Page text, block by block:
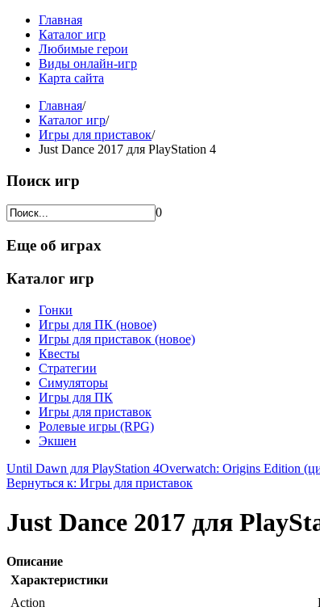
Главная
Каталог игр
Любимые герои
Виды онлайн-игр
Карта сайта
Главная/
Каталог игр/
Игры для приставок/
Just Dance 2017 для PlayStation 4
Поиск игр
0
Еще об играх
Каталог игр
Гонки
Игры для ПК (новое)
Игры для приставок (новое)
Квесты
Стратегии
Симуляторы
Игры для ПК
Игры для приставок
Ролевые игры (RPG)
Экшен
Until Dawn для PlayStation 4Overwatch: Origins Edition
Вернуться к: Игры для приставок
Just Dance 2017 для
Описание
Характеристики
Action